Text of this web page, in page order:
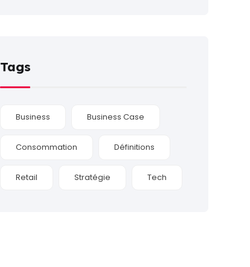
Tags
Business Business Case
Consommation Définitions
Retail Stratégie Tech